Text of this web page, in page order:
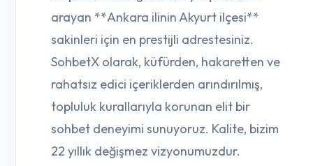
arayan **Ankara ilinin Akyurt ilçesi**
sakinleri için en prestijli adrestesiniz.
SohbetX olarak, küfürden, hakaretten ve
rahatsız edici içeriklerden arındırılmış,
topluluk kurallarıyla korunan elit bir
sohbet deneyimi sunuyoruz. Kalite, bizim
22 yıllık değişmez vizyonumuzdur.